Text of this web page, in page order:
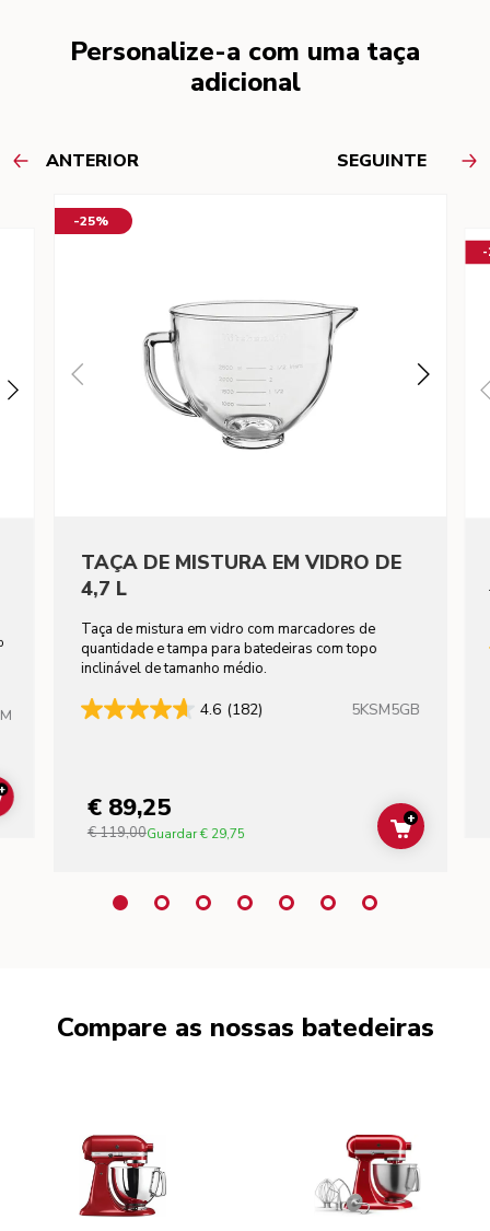
Personalize-a com uma taça
adicional
ANTERIOR SEGUINTE
ADD TO CART
-25%
TAÇA DE MISTURA EM VIDRO DE
4,7 L
Taça de mistura em vidro com marcadores de
quantidade e tampa para batedeiras com topo
inclinável de tamanho médio.
4.6 (182) 5KSM5GB
€ 89,25
€ 119,00Guardar€ 29,75 ADD TO
+
-
Compare as nossas batedeiras